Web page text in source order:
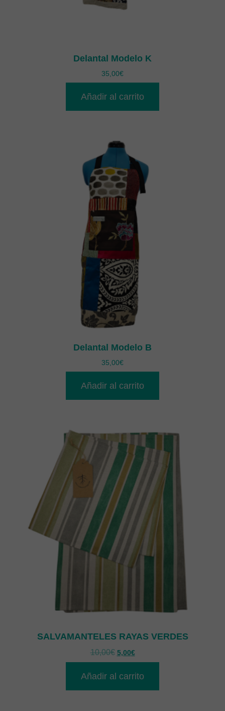
Delantal Modelo K
35,00€
Añadir al carrito
Delantal Modelo B
35,00€
Añadir al carrito
SALVAMANTELES RAYAS VERDES
10,00€ 5,00€
Añadir al carrito